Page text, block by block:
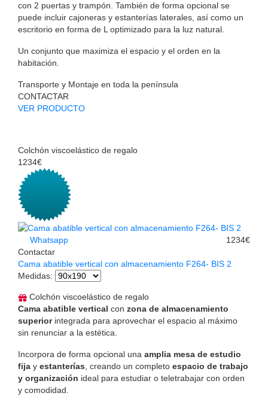
con 2 puertas y trampón. También de forma opcional se
puede incluir cajoneras y estanterías laterales, así como un
escritorio en forma de L optimizado para la luz natural.
Un conjunto que maximiza el espacio y el orden en la
habitación.
Transporte y Montaje en toda la península
CONTACTAR
VER PRODUCTO
Colchón viscoelástico de regalo
1234€
Whatsapp
Contactar
1234€
Cama abatible vertical con almacenamiento F264- BIS 2
Medidas:
Colchón viscoelástico de regalo
Cama abatible vertical con zona de almacenamiento
superiorintegrada para aprovechar el espacio al máximo
sin renunciar a la estética.
Incorpora de forma opcional una amplia mesa de estudio
fija y estanterías, creando un completo espacio de trabajo
y organización ideal para estudiar o teletrabajar con orden
y comodidad.